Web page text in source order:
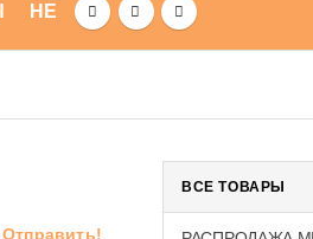
HE
Отправить!
ВСЕ ТОВАРЫ